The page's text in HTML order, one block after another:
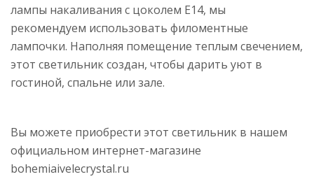
лампы накаливания с цоколем E14, мы
рекомендуем использовать филоментные
лампочки. Наполняя помещение теплым свечением,
этот светильник создан, чтобы дарить уют в
гостиной, спальне или зале.
Вы можете приобрести этот светильник в нашем
официальном интернет-магазине
bohemiaivelecrystal.ru